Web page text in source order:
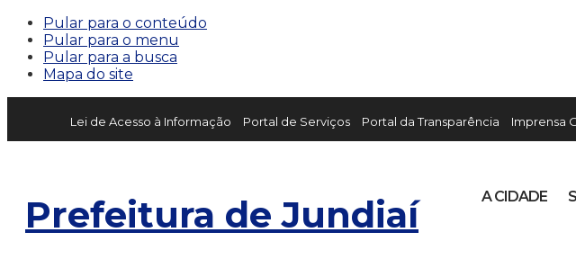
Pular para o conteúdo
Pular para o menu
Pular para a busca
Mapa do site
Lei de Acesso à Informação Portal de Serviços Portal da Transparência Imprensa
Prefeitura de Jundiaí A CIDADE